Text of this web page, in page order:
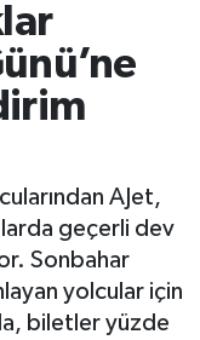
AJet,
geçerli dev
Sonbahar
yolcular için
biletler yüzde
Haritası